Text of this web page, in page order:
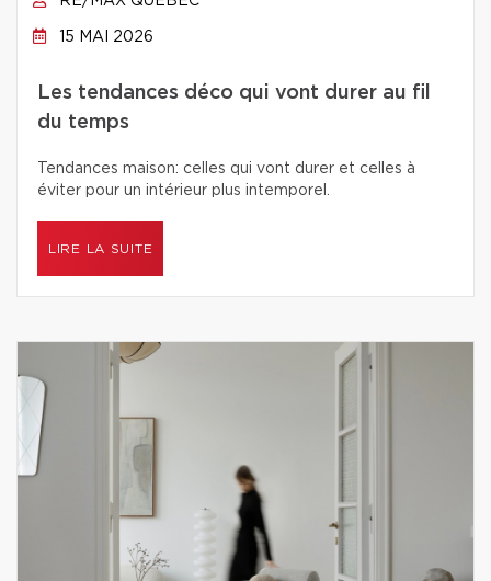
15 MAI 2026
Les tendances déco qui vont durer au fil
du temps
Tendances maison: celles qui vont durer et celles à
éviter pour un intérieur plus intemporel.
LIRE LA SUITE